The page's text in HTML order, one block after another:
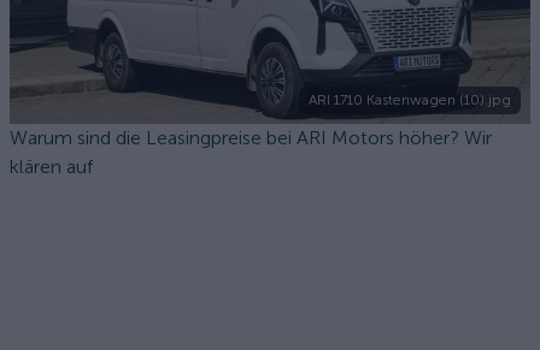
ARI 1710 Kastenwagen (10).jpg
Warum sind die Leasingpreise bei ARI Motors höher? Wir
klären auf